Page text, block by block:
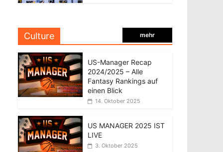
Culture mehr
US-Manager Recap
2024/2025 – Alle
Fantasy Rankings auf
einen Blick
14. Oktober 2025
US MANAGER 2025 IST
LIVE
3. Oktober 2025